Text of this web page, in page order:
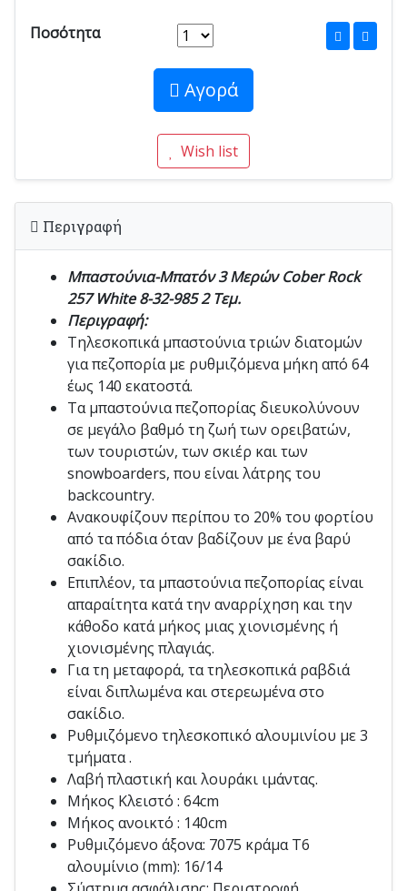
Ποσότητα
Αγορά
Wish list
Περιγραφή
Μπαστούνια-Μπατόν 3 Μερών Cober Rock
257 White 8-32-985 2 Τεμ.
Περιγραφή:
Τηλεσκοπικά μπαστούνια τριών διατομών
για πεζοπορία με ρυθμιζόμενα μήκη από 64
έως 140 εκατοστά.
Τα μπαστούνια πεζοπορίας διευκολύνουν
σε μεγάλο βαθμό τη ζωή των ορειβατών,
των τουριστών, των σκιέρ και των
snowboarders, που είναι λάτρης του
backcountry.
Ανακουφίζουν περίπου το 20% του φορτίου
από τα πόδια όταν βαδίζουν με ένα βαρύ
σακίδιο.
Επιπλέον, τα μπαστούνια πεζοπορίας είναι
απαραίτητα κατά την αναρρίχηση και την
κάθοδο κατά μήκος μιας χιονισμένης ή
χιονισμένης πλαγιάς.
Για τη μεταφορά, τα τηλεσκοπικά ραβδιά
είναι διπλωμένα και στερεωμένα στο
σακίδιο.
Ρυθμιζόμενο τηλεσκοπικό αλουμινίου με 3
τμήματα .
Λαβή πλαστική και λουράκι ιμάντας.
Μήκος Κλειστό : 64cm
Μήκος ανοικτό : 140cm
Ρυθμιζόμενο άξονα: 7075 κράμα Τ6
αλουμίνιο (mm): 16/14